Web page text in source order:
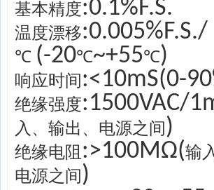
基本精度:0.1%F.S.
温度漂移:0.005%F.S./
℃ (-20℃~+55℃)
响应时间:<10mS(0-
绝缘强度:1500VAC/
入、输出、电源之间)
绝缘电阻 :>100MΩ(输
电源之间)